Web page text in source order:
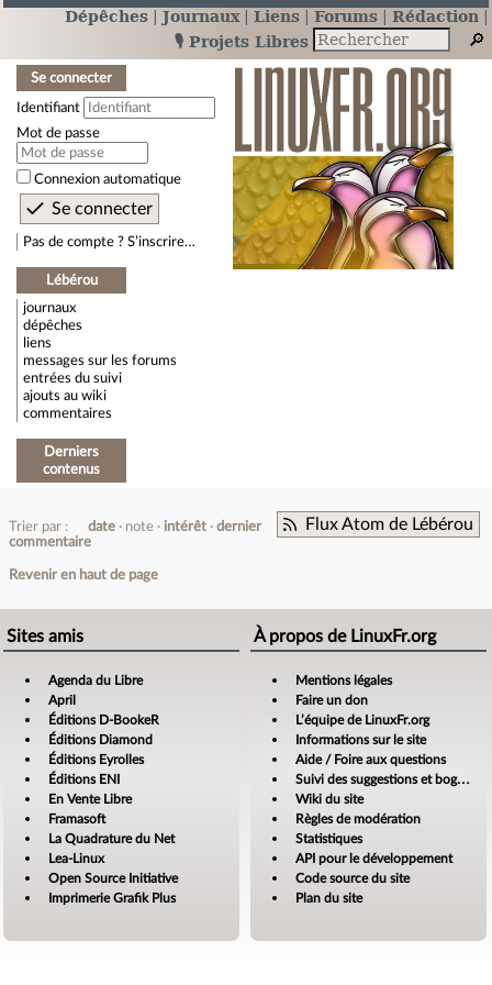
Dépêches Journaux Liens Forums
Rédaction
🎙️ Projets Libres
Se connecter
Identifiant
Mot de passe
Connexion automatique
Pas de compte ? S’inscrire…
Lébérou
journaux
dépêches
liens
messages sur les forums
entrées du suivi
ajouts au wiki
commentaires
Derniers
contenus
Flux Atom de Lébérou
Trier par : date note intérêt
dernier
commentaire
Revenir en haut de page
Sites amis
Agenda du Libre
April
Éditions D-BookeR
Éditions Diamond
Éditions Eyrolles
Éditions ENI
En Vente Libre
Framasoft
La Quadrature du Net
Lea-Linux
Open Source Initiative
Imprimerie Grafik Plus
À propos de LinuxFr.org
Mentions légales
Faire un don
L’équipe de LinuxFr.org
Informations sur le site
Aide / Foire aux questions
Suivi des suggestions et bogues
Wiki du site
Règles de modération
Statistiques
API pour le développement
Code source du site
Plan du site